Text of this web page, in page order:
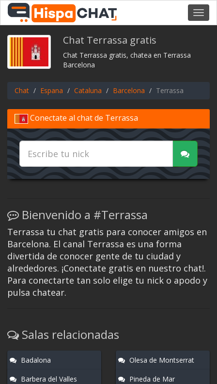
Chat Terrassa gratis
Chat Terrassa gratis, chatea en Terrassa
Barcelona
Chat Espana Cataluna Barcelona Terrassa
Conectate al chat de Terrassa
Bienvenido a #Terrassa
Terrassa tu chat gratis para conocer amigos en
Barcelona. El canal Terrassa es una forma
divertida de conocer gente de tu ciudad y
alrededores. ¡Conectate gratis en nuestro chat!.
Para conectarte tan solo elige tu nick o apodo y
pulsa chatear.
Salas relacionadas
Badalona
Barbera del Valles
Olesa de Montserrat
Pineda de Mar